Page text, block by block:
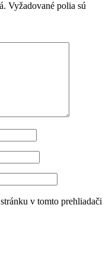
Vyžadované polia sú
v tomto prehliadači